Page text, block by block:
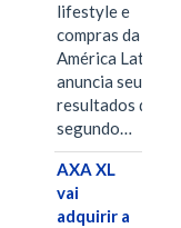
lifestyle e
compras da
América Latina
anuncia seus
resultados do
segundo…
AXA XL
vai
adquirir a